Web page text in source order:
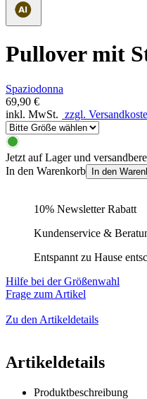
Pullover mit
Spaziodonna
69,90 €
inkl. MwSt. zzgl.
Jetzt auf Lager und
In den Warenkorb
In den
10% Newsletter Rabatt
Kundenservice &
Entspannt zu Hause
Hilfe bei der Größenwahl
Frage zum Artikel
Zu den Artikeldetails
Artikeldetails
Produktbeschreibung